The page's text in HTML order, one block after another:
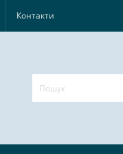
Контакти